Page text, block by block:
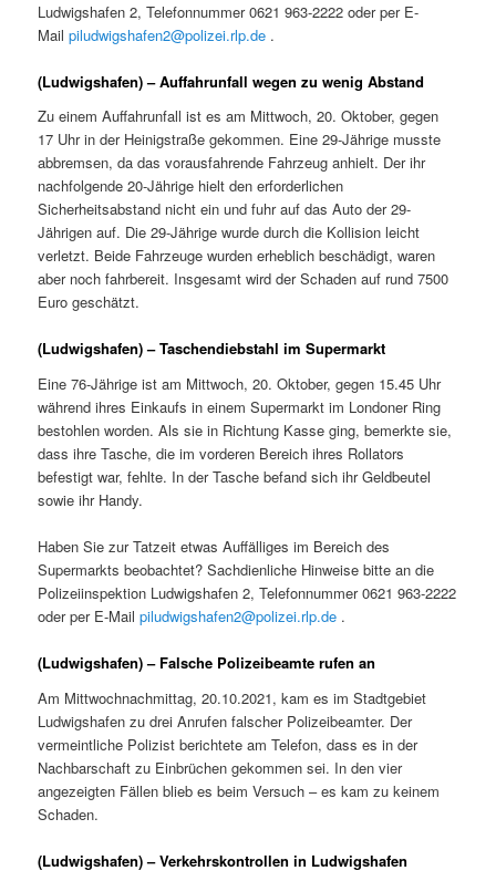
Ludwigshafen 2, Telefonnummer 0621 963-2222 oder per E-
Mailpiludwigshafen2@polizei.rlp.de .
(Ludwigshafen) – Auffahrunfall wegen zu wenig Abstand
Zu einem Auffahrunfall ist es am Mittwoch, 20. Oktober, gegen
17 Uhr in der Heinigstraße gekommen. Eine 29-Jährige musste
abbremsen, da das vorausfahrende Fahrzeug anhielt. Der ihr
nachfolgende 20-Jährige hielt den erforderlichen
Sicherheitsabstand nicht ein und fuhr auf das Auto der 29-
Jährigen auf. Die 29-Jährige wurde durch die Kollision leicht
verletzt. Beide Fahrzeuge wurden erheblich beschädigt, waren
aber noch fahrbereit. Insgesamt wird der Schaden auf rund 7500
Euro geschätzt.
(Ludwigshafen) – Taschendiebstahl im Supermarkt
Eine 76-Jährige ist am Mittwoch, 20. Oktober, gegen 15.45 Uhr
während ihres Einkaufs in einem Supermarkt im Londoner Ring
bestohlen worden. Als sie in Richtung Kasse ging, bemerkte sie,
dass ihre Tasche, die im vorderen Bereich ihres Rollators
befestigt war, fehlte. In der Tasche befand sich ihr Geldbeutel
sowie ihr Handy.
Haben Sie zur Tatzeit etwas Auffälliges im Bereich des
Supermarkts beobachtet? Sachdienliche Hinweise bitte an die
Polizeiinspektion Ludwigshafen 2, Telefonnummer 0621 963-2222
oder per E-Mailpiludwigshafen2@polizei.rlp.de .
(Ludwigshafen) – Falsche Polizeibeamte rufen an
Am Mittwochnachmittag, 20.10.2021, kam es im Stadtgebiet
Ludwigshafen zu drei Anrufen falscher Polizeibeamter. Der
vermeintliche Polizist berichtete am Telefon, dass es in der
Nachbarschaft zu Einbrüchen gekommen sei. In den vier
angezeigten Fällen blieb es beim Versuch – es kam zu keinem
Schaden.
(Ludwigshafen) – Verkehrskontrollen in Ludwigshafen